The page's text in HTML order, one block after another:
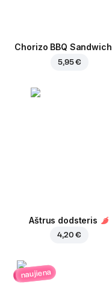
Chorizo BBQ Sandwich
5,95 €
Aštrus dodsteris
4,20 €
naujiena